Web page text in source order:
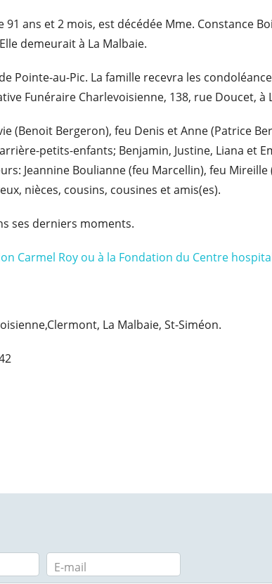
91 ans et 2 mois, est décédée Mme. Constance
demeurait à La Malbaie.
au-Pic. La famille recevra les
Funéraire Charlevoisienne, 138, rue Doucet, à
(Benoit Bergeron), feu Denis et Anne (Patrice
petits-enfants; Benjamin, Justine, Liana et
Jeannine Boulianne (feu Marcellin), feu
nièces, cousins, cousines et amis(es).
ses derniers moments.
Carmel Roy ou à la Fondation du Centre
La Malbaie, St-Siméon.
E-mail